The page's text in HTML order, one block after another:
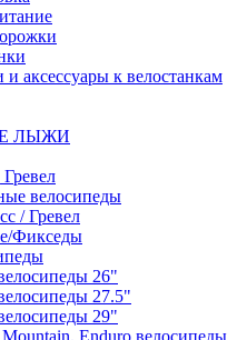
и аксессуары к велостанкам
ЛЫЖИ
велосипеды
/ Гревел
Фикседы
26"
27.5"
29"
Enduro велосипеды